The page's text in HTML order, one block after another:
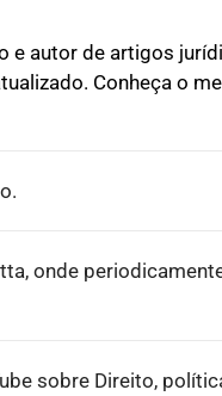
autor de artigos
Conheça o
onde
sobre Direito,